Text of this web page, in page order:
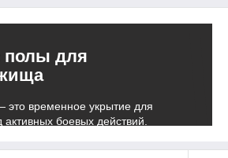
для
временное укрытие для
боевых действий.
попадания снарядов во время
Показать всё